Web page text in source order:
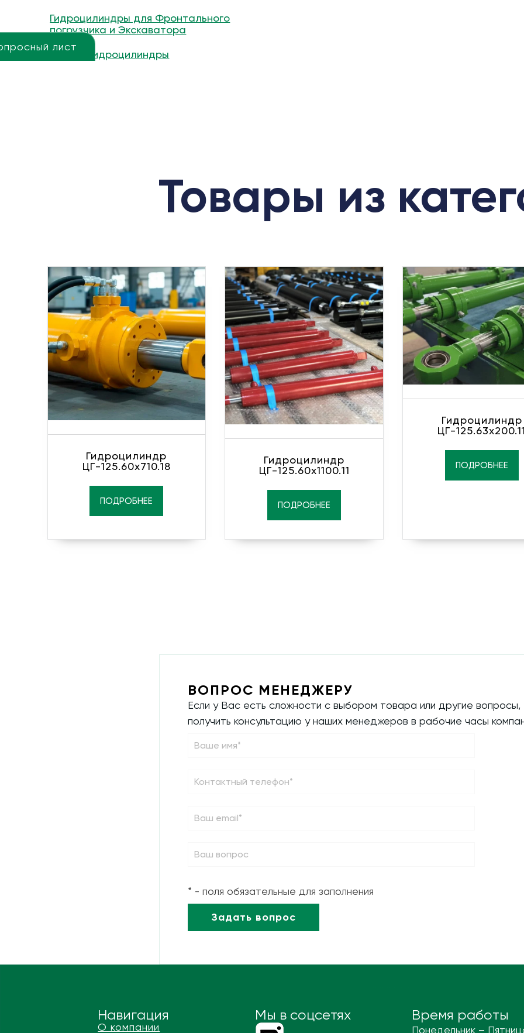
лист
Гидроцилиндры для Фронтального
погрузчика и Экскаватора
Другие гидроцилиндры
Товары из
Гидроцилиндр
ЦГ-125.60х710.18
ПОДРОБНЕЕ
Гидроцилиндр
ЦГ-125.60х1100.11
ПОДРОБНЕЕ
Гидроцилиндр
ЦГ-125.63х200.11
ПОДРОБНЕЕ
ВОПРОС МЕНЕДЖЕРУ
Если у Вас есть сложности с выбором товара или другие
получить консультацию у наших менеджеров в рабочие часы
* - поля обязательные для заполнения
Навигация
О компании
Мы в соцсетях Время работы
Понедельник –